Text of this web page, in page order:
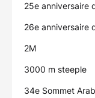
25e anniversaire
26e anniversaire
2M
3000 m steeple
34e Sommet